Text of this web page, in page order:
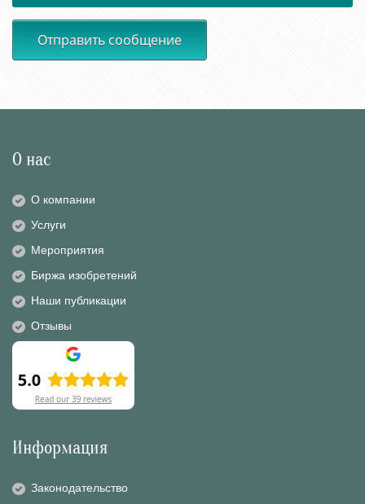
Отправить сообщение
О нас
О компании
Услуги
Мероприятия
Биржа изобретений
Наши публикации
Отзывы
Информация
Законодательство